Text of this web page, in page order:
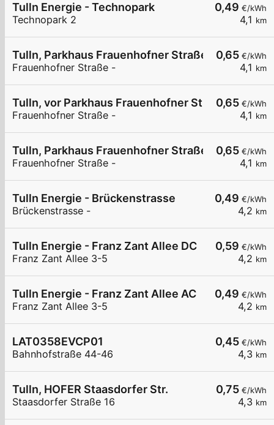
0,49 €/kWh
4,1 km
Tulln Energie - Technopark
Technopark 2
0,65 €/kWh
4,1 km
Tulln, Parkhaus Frauenhofner Straße
Frauenhofner Straße -
0,65 €/kWh
4,1 km
Tulln, vor Parkhaus Frauenhofner Str.
Frauenhofner Straße -
0,65 €/kWh
4,1 km
Tulln, Parkhaus Frauenhofner Straße
Frauenhofner Straße -
0,49 €/kWh
4,2 km
Tulln Energie - Brückenstrasse
Brückenstrasse -
0,59 €/kWh
4,2 km
Tulln Energie - Franz Zant Allee DC
Franz Zant Allee 3-5
0,49 €/kWh
4,2 km
Tulln Energie - Franz Zant Allee AC
Franz Zant Allee 3-5
0,45 €/kWh
4,3 km
LAT0358EVCP01
Bahnhofstraße 44-46
0,75 €/kWh
4,3 km
Tulln, HOFER Staasdorfer Str.
Staasdorfer Straße 16